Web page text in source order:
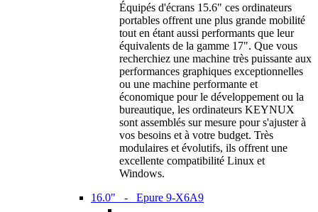
Équipés d'écrans 15.6" ces ordinateurs
portables offrent une plus grande mobilité
tout en étant aussi performants que leur
équivalents de la gamme 17". Que vous
recherchiez une machine très puissante aux
performances graphiques exceptionnelles
ou une machine performante et
économique pour le développement ou la
bureautique, les ordinateurs KEYNUX
sont assemblés sur mesure pour s'ajuster à
vos besoins et à votre budget. Très
modulaires et évolutifs, ils offrent une
excellente compatibilité Linux et
Windows.
16.0" - Epure 9-X6A9